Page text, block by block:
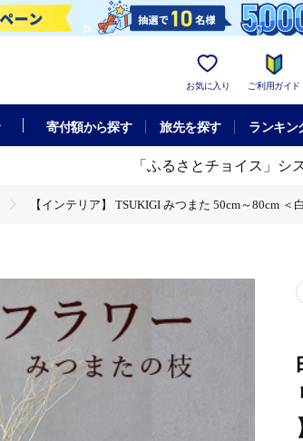
お気に入り ご利用ガイド
寄付額から探す 旅先を探す ランキン
「ふるさとチョイス」シ
【インテリア】 TSUKIGI みつまた 50cm～80cm
枝＞ インテリア オブジェ 【 高級 純国産 インテリア
枝＞ インテリア オブジェ 【 高級 純国産 インテリア